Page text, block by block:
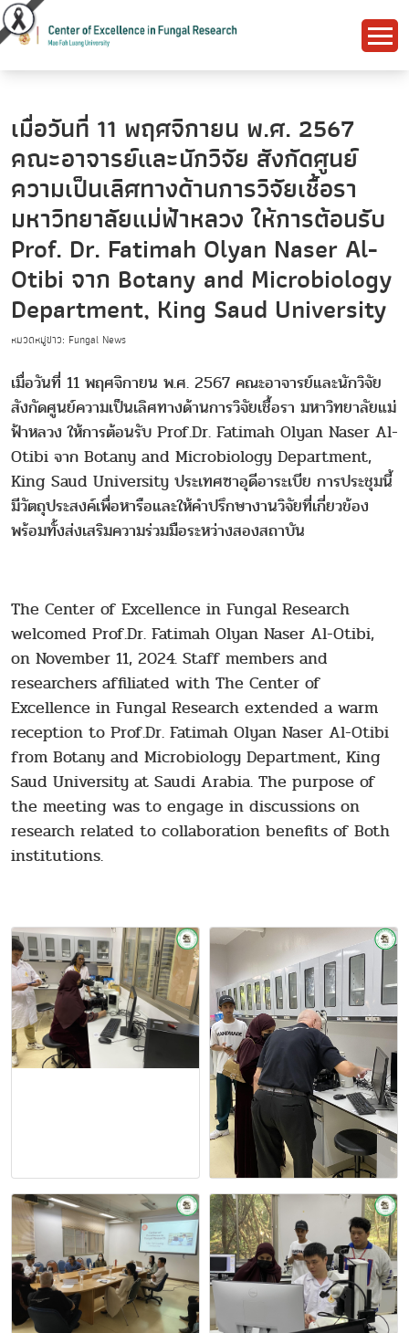
เมื่อวันที่ 11 พฤศจิกายน พ.ศ. 2567
คณะอาจารย์และนักวิจัย สังกัดศูนย์
ความเป็นเลิศทางด้านการวิจัยเชื้อรา
มหาวิทยาลัยแม่ฟ้าหลวง ให้การต้อนรับ
Prof. Dr. Fatimah Olyan Naser Al-
Otibi จาก Botany and Microbiology
Department, King Saud University
หมวดหมู่ข่าว: Fungal News
เมื่อวันที่ 11 พฤศจิกายน พ.ศ. 2567 คณะอาจารย์และนักวิจัย
สังกัดศูนย์ความเป็นเลิศทางด้านการวิจัยเชื้อรา มหาวิทยาลัยแม่
ฟ้าหลวง ให้การต้อนรับ Prof.Dr. Fatimah Olyan Naser Al-
Otibi จาก Botany and Microbiology Department,
King Saud University ประเทศซาอุดีอาระเบีย การประชุมนี้
มีวัตถุประสงค์เพื่อหารือและให้คำปรึกษางานวิจัยที่เกี่ยวข้อง
พร้อมทั้งส่งเสริมความร่วมมือระหว่างสองสถาบัน
The Center of Excellence in Fungal Research
welcomed Prof.Dr. Fatimah Olyan Naser Al-Otibi,
on November 11, 2024. Staff members and
researchers affiliated with The Center of
Excellence in Fungal Research extended a warm
reception to Prof.Dr. Fatimah Olyan Naser Al-Otibi
from Botany and Microbiology Department, King
Saud University at Saudi Arabia. The purpose of
the meeting was to engage in discussions on
research related to collaboration benefits of Both
institutions.